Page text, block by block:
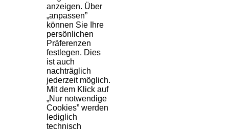
anzeigen. Über
„anpassen”
können Sie Ihre
persönlichen
Präferenzen
festlegen. Dies
ist auch
nachträglich
jederzeit möglich.
Mit dem Klick auf
„Nur notwendige
Cookies” werden
lediglich
technisch